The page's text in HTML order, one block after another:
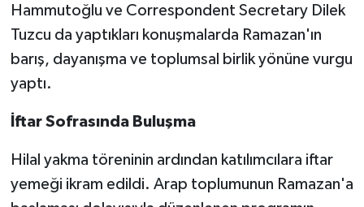
Hammutoğlu ve Correspondent Secretary Dilek
Tuzcu da yaptıkları konuşmalarda Ramazan'ın
barış, dayanışma ve toplumsal birlik yönüne vurgu
yaptı.
İftar Sofrasında Buluşma
Hilal yakma töreninin ardından katılımcılara iftar
yemeği ikram edildi. Arap toplumunun Ramazan'a